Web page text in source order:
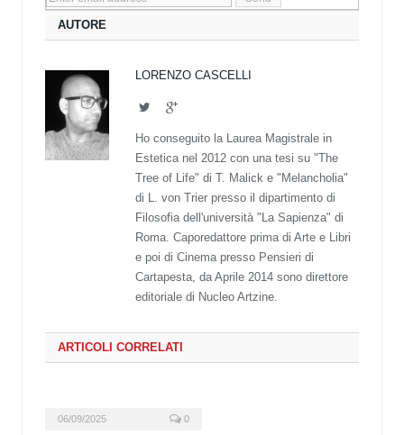
AUTORE
LORENZO CASCELLI
TwitterGoogle+
Ho conseguito la Laurea Magistrale in
Estetica nel 2012 con una tesi su "The
Tree of Life" di T. Malick e "Melancholia"
di L. von Trier presso il dipartimento di
Filosofia dell'università "La Sapienza" di
Roma. Caporedattore prima di Arte e Libri
e poi di Cinema presso Pensieri di
Cartapesta, da Aprile 2014 sono direttore
editoriale di Nucleo Artzine.
ARTICOLI CORRELATI
06/09/2025 0